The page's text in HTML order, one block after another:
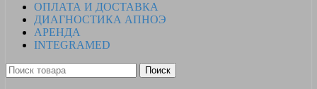
ОПЛАТА И ДОСТАВКА
ДИАГНОСТИКА АПНОЭ
АРЕНДА
INTEGRAMED
Поиск